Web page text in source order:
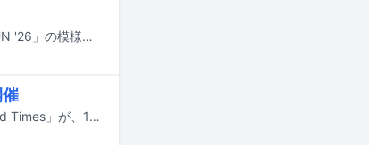
6月6日と7日に静岡・富士山こどもの国で開催されるキャンプインフェス「FUJI & SUN '26」の模様が、8月にWOWOWで放送・配信される。
今年12月28日に60歳を迎えるトータス松本のライブ「トータス松本 ライブ2026 Good Times」が、12月に東京と大阪で開催される。